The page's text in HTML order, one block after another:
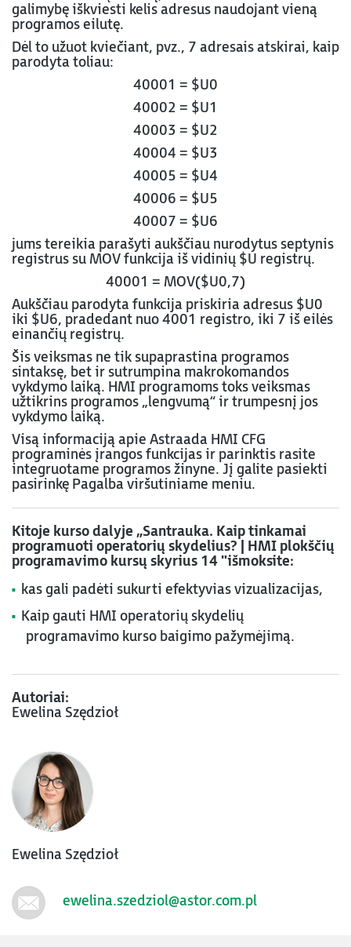
galimybę iškviesti kelis adresus naudojant vieną
programos eilutę.
Dėl to užuot kviečiant, pvz., 7 adresais atskirai, kaip
parodyta toliau:
40001 = $U0
40002 = $U1
40003 = $U2
40004 = $U3
40005 = $U4
40006 = $U5
40007 = $U6
jums tereikia parašyti aukščiau nurodytus septynis
registrus su MOV funkcija iš vidinių $U registrų.
40001 = MOV($U0,7)
Aukščiau parodyta funkcija priskiria adresus $U0
iki $U6, pradedant nuo 4001 registro, iki 7 iš eilės
einančių registrų.
Šis veiksmas ne tik supaprastina programos
sintaksę, bet ir sutrumpina makrokomandos
vykdymo laiką. HMI programoms toks veiksmas
užtikrins programos „lengvumą“ ir trumpesnį jos
vykdymo laiką.
Visą informaciją apie Astraada HMI CFG
programinės įrangos funkcijas ir parinktis rasite
integruotame programos žinyne. Jį galite pasiekti
pasirinkę Pagalba viršutiniame meniu.
Kitoje kurso dalyje „Santrauka. Kaip tinkamai
programuoti operatorių skydelius? | HMI plokščių
programavimo kursų skyrius 14 "išmoksite:
kas gali padėti sukurti efektyvias vizualizacijas,
Kaip gauti HMI operatorių skydelių
programavimo kurso baigimo pažymėjimą.
Autoriai:
Ewelina Szędzioł
Ewelina Szędzioł
ewelina.szedziol@astor.com.pl